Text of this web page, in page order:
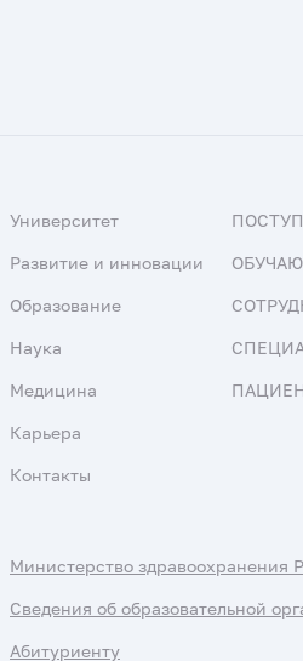
Университет
Развитие и инновации
Образование
Наука
Медицина
Карьера
Контакты
Министерство здравоохранения
Сведения об образовательной
Абитуриенту